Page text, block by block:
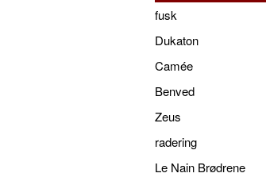
fusk
Dukaton
Camée
Benved
Zeus
radering
Le Nain Brødrene